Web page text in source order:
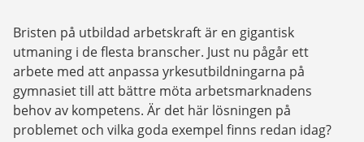
Bristen på utbildad arbetskraft är en gigantisk
utmaning i de flesta branscher. Just nu pågår ett
arbete med att anpassa yrkesutbildningarna på
gymnasiet till att bättre möta arbetsmarknadens
behov av kompetens. Är det här lösningen på
problemet och vilka goda exempel finns redan idag?